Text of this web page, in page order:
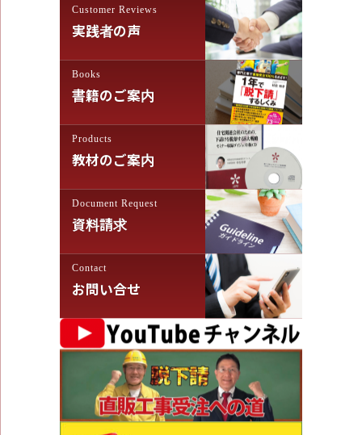
Customer Reviews
実践者の声
Books
書籍のご案内
Products
教材のご案内
Document Request
資料請求
Contact
お問い合せ